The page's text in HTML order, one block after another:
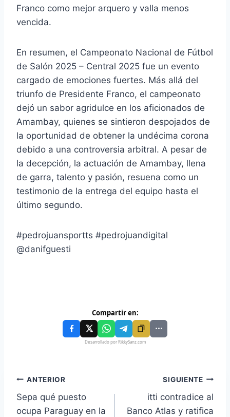
Franco como mejor arquero y valla menos
vencida.
En resumen, el Campeonato Nacional de Fútbol
de Salón 2025 – Central 2025 fue un evento
cargado de emociones fuertes. Más allá del
triunfo de Presidente Franco, el campeonato
dejó un sabor agridulce en los aficionados de
Amambay, quienes se sintieron despojados de
la oportunidad de obtener la undécima corona
debido a una controversia arbitral. A pesar de
la decepción, la actuación de Amambay, llena
de garra, talento y pasión, resuena como un
testimonio de la entrega del equipo hasta el
último segundo.
#pedrojuansportts #pedrojuandigital
@danifguesti
Compartir en:
Desarrollado por RikkySanz.com
ANTERIOR
Sepa qué puesto
ocupa Paraguay en la
SIGUIENTE
itti contradice al
Banco Atlas y ratifica